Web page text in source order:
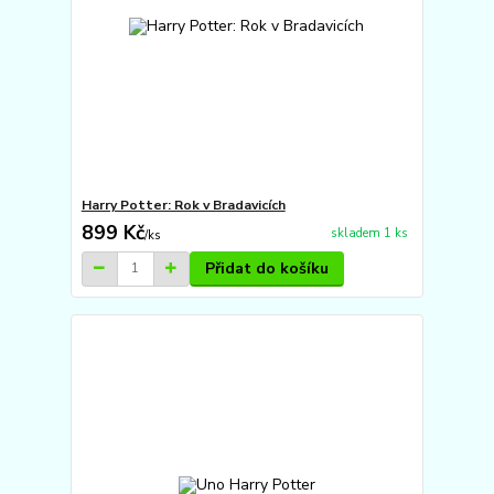
Harry Potter: Rok v Bradavicích
899 Kč/ks skladem 1 ks
Přidat do košíku